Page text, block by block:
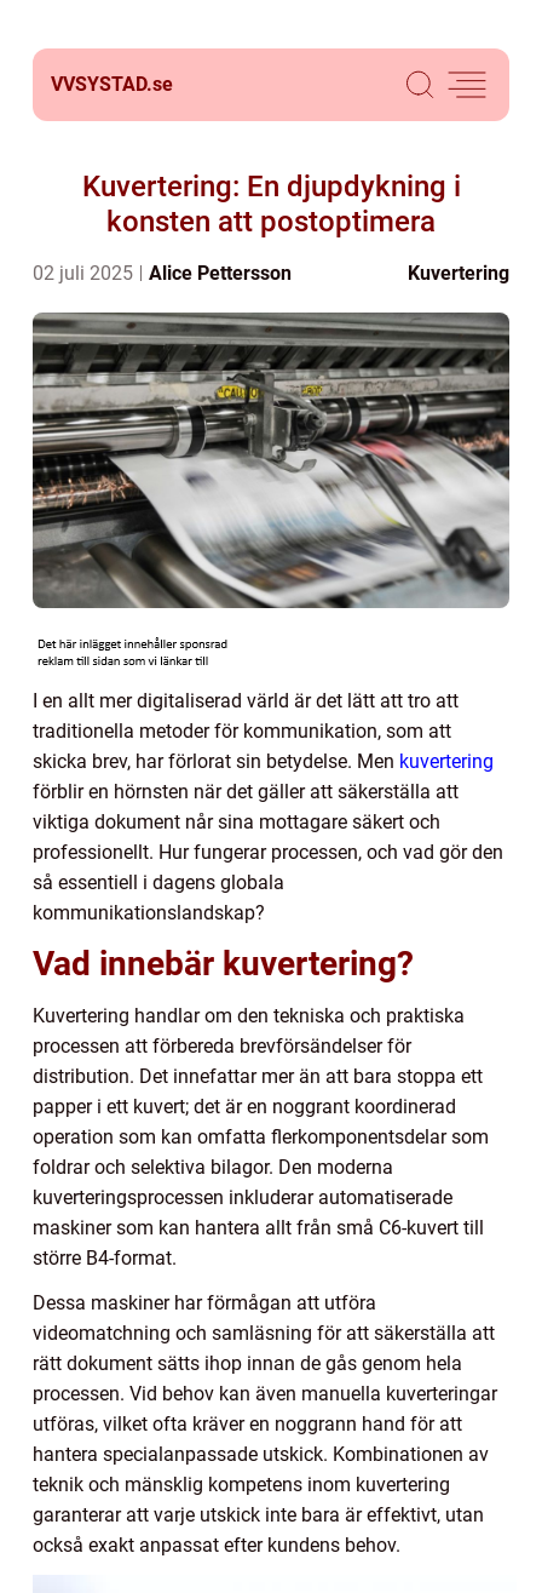
VVSYSTAD.se
Kuvertering: En djupdykning i
konsten att postoptimera
02 juli 2025 Alice Pettersson Kuvertering
I en allt mer digitaliserad värld är det lätt att tro att
traditionella metoder för kommunikation, som att
skicka brev, har förlorat sin betydelse. Men kuvertering
förblir en hörnsten när det gäller att säkerställa att
viktiga dokument når sina mottagare säkert och
professionellt. Hur fungerar processen, och vad gör den
så essentiell i dagens globala
kommunikationslandskap?
Vad innebär kuvertering?
Kuvertering handlar om den tekniska och praktiska
processen att förbereda brevförsändelser för
distribution. Det innefattar mer än att bara stoppa ett
papper i ett kuvert; det är en noggrant koordinerad
operation som kan omfatta flerkomponentsdelar som
foldrar och selektiva bilagor. Den moderna
kuverteringsprocessen inkluderar automatiserade
maskiner som kan hantera allt från små C6-kuvert till
större B4-format.
Dessa maskiner har förmågan att utföra
videomatchning och samläsning för att säkerställa att
rätt dokument sätts ihop innan de gås genom hela
processen. Vid behov kan även manuella kuverteringar
utföras, vilket ofta kräver en noggrann hand för att
hantera specialanpassade utskick. Kombinationen av
teknik och mänsklig kompetens inom kuvertering
garanterar att varje utskick inte bara är effektivt, utan
också exakt anpassat efter kundens behov.